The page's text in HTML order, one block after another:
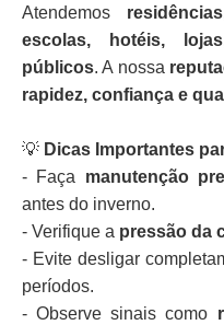
Atendemos
escolas, hotéis,
públicos. A nossa
rapidez, confiança e
💡 Dicas Importantes
- Faça manutenção
antes do inverno.
- Verifique a pressão da
- Evite desligar
períodos.
- Observe sinais como